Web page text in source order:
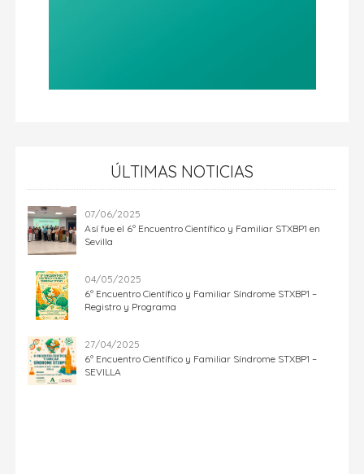
ÚLTIMAS NOTICIAS
07/06/2025
Así fue el 6º Encuentro Científico y Familiar STXBP1 en
Sevilla
04/05/2025
6º Encuentro Científico y Familiar Síndrome STXBP1 –
Registro y Programa
27/04/2025
6º Encuentro Científico y Familiar Síndrome STXBP1 –
SEVILLA